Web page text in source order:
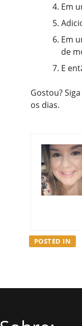
Em
Em
de
E
Gostou?
os dias.
POSTED IN